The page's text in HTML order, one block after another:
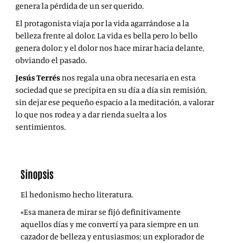
genera la pérdida de un ser querido.
El protagonista viaja por la vida agarrándose a la
belleza frente al dolor. La vida es bella pero lo bello
genera dolor; y el dolor nos hace mirar hacia delante,
obviando el pasado.
Jesús Terrésnos regala una obra necesaria en esta
sociedad que se precipita en su día a día sin remisión,
sin dejar ese pequeño espacio a la meditación, a valorar
lo que nos rodea y a dar rienda suelta a los
sentimientos.
Sinopsis
El hedonismo hecho literatura.
«Esa manera de mirar se fijó definitivamente
aquellos días y me convertí ya para siempre en un
cazador de belleza y entusiasmos; un explorador de